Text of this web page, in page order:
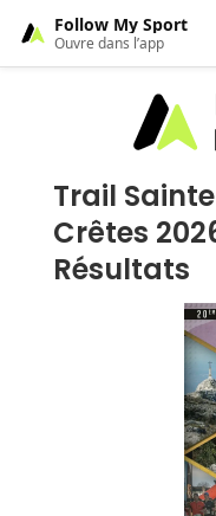
Trail
Crêtes
Résultats
Follow My Sport
Ouvre dans l’app